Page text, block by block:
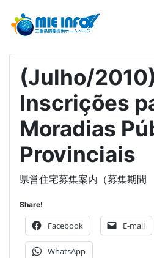
(Julho/2010)
Inscrições
Moradias
Provinciais
県営住宅募集案内（募集期間
Share!
Facebook E-mail
WhatsApp